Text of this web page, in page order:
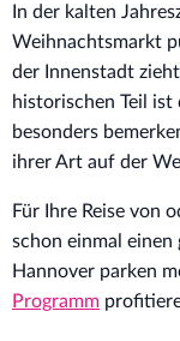
In der kalten
Weihnachtsmarkt
der Innenstadt
historischen Teil
besonders
ihrer Art auf der
Für Ihre Reise von
schon einmal einen
Hannover parken
Programm